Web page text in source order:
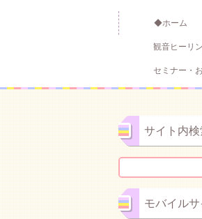
◆ホーム
観音ヒーリ
セミナー・
サイト内検
モバイルサ